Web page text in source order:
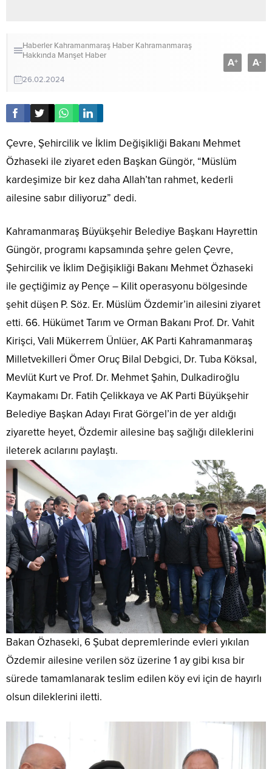
Haberler Kahramanmaraş Haber Kahramanmaraş
Hakkında Manşet Haber
26.02.2024
A+ A-
Çevre, Şehircilik ve İklim Değişikliği Bakanı Mehmet
Özhaseki ile ziyaret eden Başkan Güngör, “Müslüm
kardeşimize bir kez daha Allah’tan rahmet, kederli
ailesine sabır diliyoruz” dedi.
Kahramanmaraş Büyükşehir Belediye Başkanı Hayrettin
Güngör, programı kapsamında şehre gelen Çevre,
Şehircilik ve İklim Değişikliği Bakanı Mehmet Özhaseki
ile geçtiğimiz ay Pençe – Kilit operasyonu bölgesinde
şehit düşen P. Söz. Er. Müslüm Özdemir’in ailesini ziyaret
etti. 66. Hükümet Tarım ve Orman Bakanı Prof. Dr. Vahit
Kirişci, Vali Mükerrem Ünlüer, AK Parti Kahramanmaraş
Milletvekilleri Ömer Oruç Bilal Debgici, Dr. Tuba Köksal,
Mevlüt Kurt ve Prof. Dr. Mehmet Şahin, Dulkadiroğlu
Kaymakamı Dr. Fatih Çelikkaya ve AK Parti Büyükşehir
Belediye Başkan Adayı Fırat Görgel’in de yer aldığı
ziyarette heyet, Özdemir ailesine baş sağlığı dileklerini
ileterek acılarını paylaştı.
Bakan Özhaseki, 6 Şubat depremlerinde evleri yıkılan
Özdemir ailesine verilen söz üzerine 1 ay gibi kısa bir
sürede tamamlanarak teslim edilen köy evi için de hayırlı
olsun dileklerini iletti.